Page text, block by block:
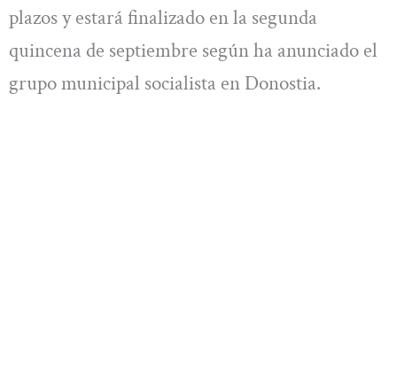
plazos y estará finalizado en la segunda
quincena de septiembre según ha anunciado el
grupo municipal socialista en Donostia.